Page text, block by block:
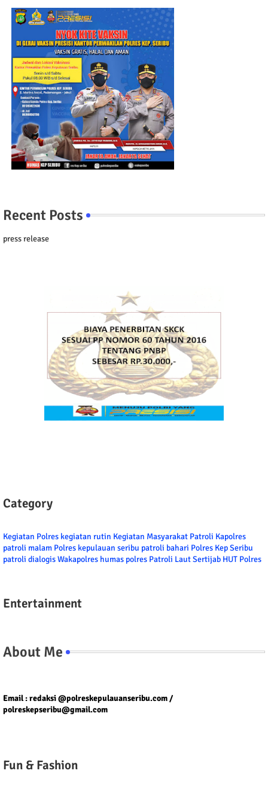
Recent Posts
press release
Category
Kegiatan Polres kegiatan rutin Kegiatan Masyarakat Patroli Kapolres
patroli malam Polres kepulauan seribu patroli bahari Polres Kep Seribu
patroli dialogisWakapolres humas polres Patroli LautSertijab HUT Polres
Entertainment
About Me
Email : redaksi @polreskepulauanseribu.com /
polreskepseribu@gmail.com
Fun & Fashion